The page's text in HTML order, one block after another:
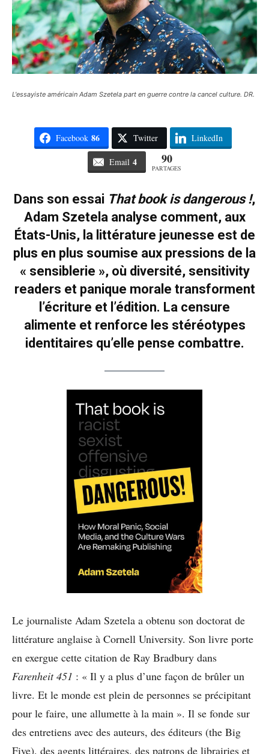
L'essayiste américain Adam Szetela part en guerre contre la cancel culture. DR.
Facebook 86 Twitter LinkedIn
Email 4 90
PARTAGES
Dans son essai That book is dangerous !,
Adam Szetela analyse comment, aux
États-Unis, la littérature jeunesse est de
plus en plus soumise aux pressions de la
« sensiblerie », où diversité, sensitivity
readers et panique morale transforment
l’écriture et l’édition. La censure
alimente et renforce les stéréotypes
identitaires qu’elle pense combattre.
Le journaliste Adam Szetela a obtenu son doctorat de
littérature anglaise à Cornell University. Son livre porte
en exergue cette citation de Ray Bradbury dans
Farenheit 451 : « Il y a plus d’une façon de brûler un
livre. Et le monde est plein de personnes se précipitant
pour le faire, une allumette à la main ». Il se fonde sur
des entretiens avec des auteurs, des éditeurs (the Big
Five), des agents littéraires, des patrons de librairies et